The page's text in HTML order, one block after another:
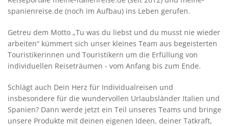
spanienreise.de (noch im Aufbau) ins Leben gerufen.
Getreu dem Motto „Tu was du liebst und du musst nie wieder
arbeiten“ kümmert sich unser kleines Team aus begeisterten
Touristikerinnen und Touristikern um die Erfüllung von
individuellen Reiseträumen - vom Anfang bis zum Ende.
Schlägt auch Dein Herz für Individualreisen und
insbesondere für die wundervollen Urlaubsländer Italien und
Spanien? Dann werde jetzt ein Teil unseres Teams und bringe
unsere Produkte mit deinen eigenen Ideen, deiner Tatkraft,